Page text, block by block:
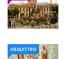
ОБЩЕСТВО